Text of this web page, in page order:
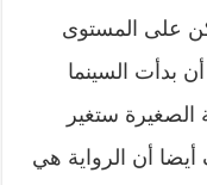
على المستوى
بدأت السينما
ستغير
أيضا أن الرواية هي